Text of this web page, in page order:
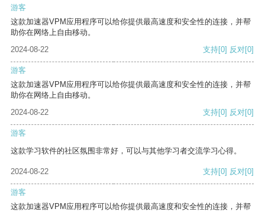
游客
这款加速器VPM应用程序可以给你提供最高速度和安全性的连接，并帮
助你在网络上自由移动。
2024-08-22
支持[0] 反对[0]
游客
这款加速器VPM应用程序可以给你提供最高速度和安全性的连接，并帮
助你在网络上自由移动。
2024-08-22
支持[0] 反对[0]
游客
这款学习软件的社区氛围非常好，可以与其他学习者交流学习心得。
2024-08-22 支持[0] 反对[0]
游客
这款加速器VPM应用程序可以给你提供最高速度和安全性的连接，并帮